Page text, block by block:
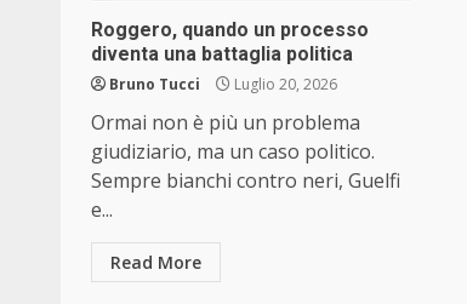
Roggero, quando un processo
diventa una battaglia politica
Bruno Tucci Luglio 20, 2026
Ormai non è più un problema
giudiziario, ma un caso politico.
Sempre bianchi contro neri, Guelfi
e...
Read More